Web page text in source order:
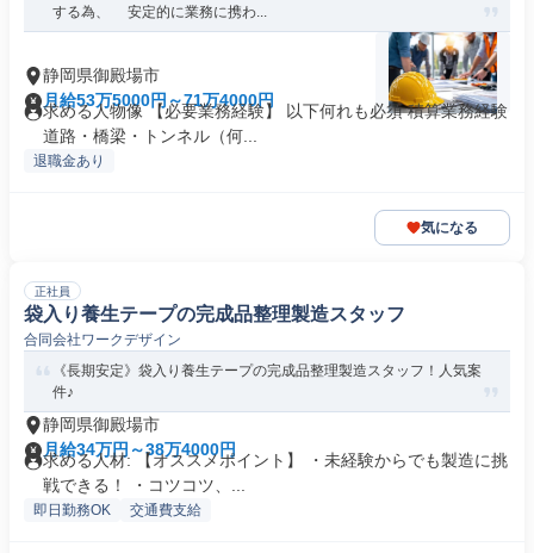
する為、 安定的に業務に携わ...
静岡県御殿場市
月給53万5000円～71万4000円
求める人物像 【必要業務経験】 以下何れも必須 積算業務経験
道路・橋梁・トンネル（何...
退職金あり
気になる
正社員
袋入り養生テープの完成品整理製造スタッフ
合同会社ワークデザイン
《長期安定》袋入り養生テープの完成品整理製造スタッフ！人気案
件♪
静岡県御殿場市
月給34万円～38万4000円
求める人材: 【オススメポイント】 ・未経験からでも製造に挑
戦できる！ ・コツコツ、...
即日勤務OK 交通費支給